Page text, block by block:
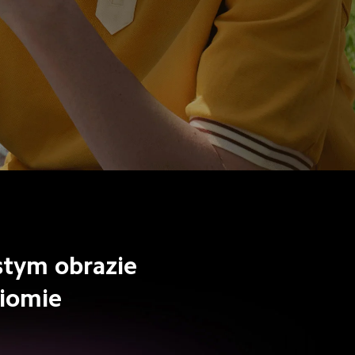
obrazie